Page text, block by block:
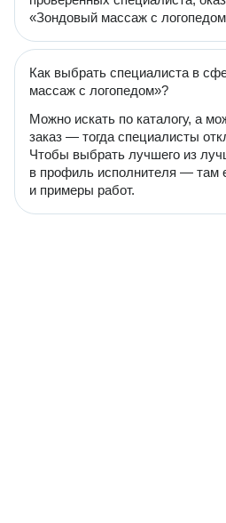
«Зондовый массаж с
Как выбрать специалиста в
массаж с логопедом»?
Можно искать по каталогу, а
заказ — тогда специалисты
Чтобы выбрать лучшего из
в профиль исполнителя — там
и примеры работ.